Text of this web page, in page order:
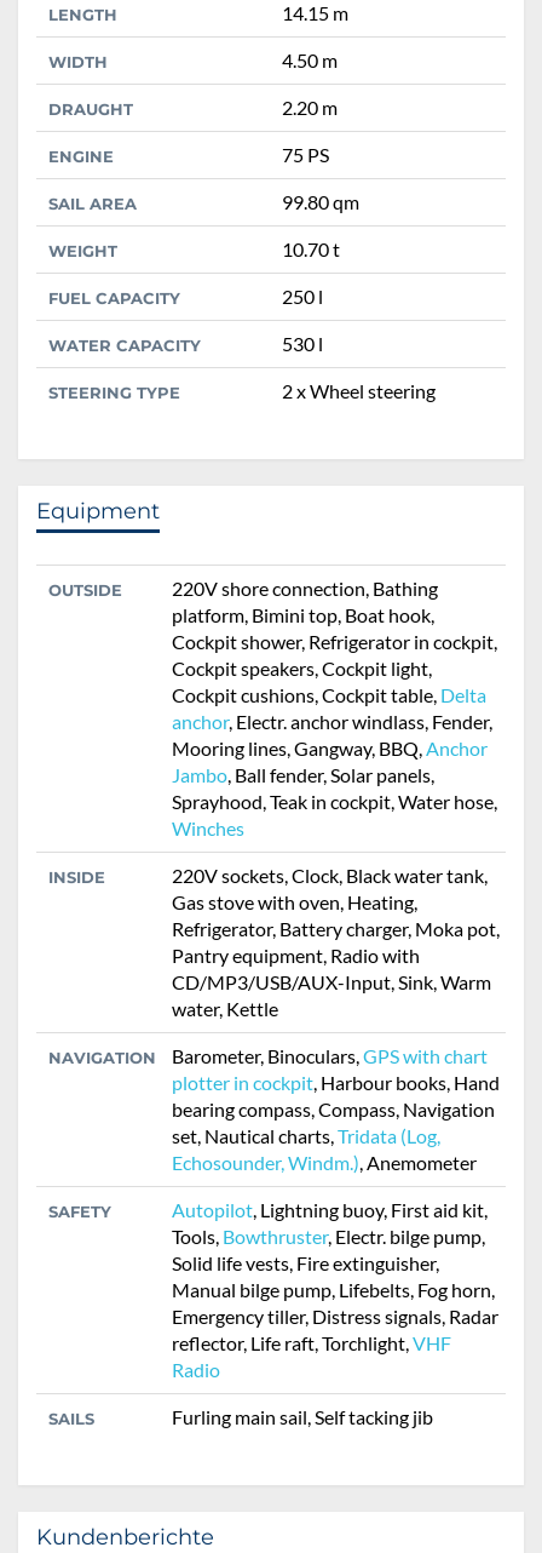
LENGTH 14.15 m
WIDTH 4.50 m
DRAUGHT 2.20 m
ENGINE 75 PS
SAIL AREA 99.80 qm
WEIGHT 10.70 t
FUEL CAPACITY 250 l
WATER CAPACITY 530 l
STEERING TYPE 2 x Wheel steering
Equipment
OUTSIDE
220V shore connection, Bathing
platform, Bimini top, Boat hook,
Cockpit shower, Refrigerator in cockpit,
Cockpit speakers, Cockpit light,
Cockpit cushions, Cockpit table, Delta
anchor, Electr. anchor windlass, Fender,
Mooring lines, Gangway, BBQ,Anchor
Jambo, Ball fender, Solar panels,
Sprayhood, Teak in cockpit, Water hose,
Winches
INSIDE
220V sockets, Clock, Black water tank,
Gas stove with oven, Heating,
Refrigerator, Battery charger, Moka pot,
Pantry equipment, Radio with
CD/MP3/USB/AUX-Input, Sink, Warm
water, Kettle
NAVIGATION Barometer, Binoculars,GPS with chart
plotter in cockpit, Harbour books, Hand
bearing compass, Compass, Navigation
set, Nautical charts,Tridata (Log,
Echosounder, Windm.), Anemometer
SAFETY Autopilot, Lightning buoy, First aid kit,
Tools, Bowthruster, Electr. bilge pump,
Solid life vests, Fire extinguisher,
Manual bilge pump, Lifebelts, Fog horn,
Emergency tiller, Distress signals, Radar
reflector, Life raft, Torchlight,VHF
Radio
SAILS Furling main sail, Self tacking jib
Kundenberichte